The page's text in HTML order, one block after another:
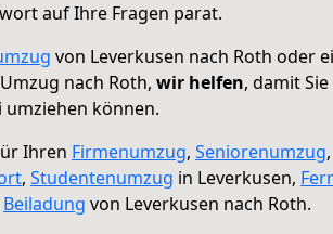
auf Ihre Fragen parat.
von Leverkusen nach Roth oder
nach Roth, wir helfen, damit
können.
Ihren Firmenumzug, Seniorenumzug,
, Studentenumzug in Leverkusen,
Beiladung von Leverkusen nach Roth.